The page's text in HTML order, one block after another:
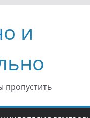
и
пропустить